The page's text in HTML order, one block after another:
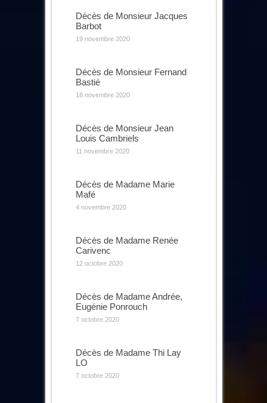
Décès de Monsieur Jacques
Barbot
19 novembre 2020
Décès de Monsieur Fernand
Bastié
18 novembre 2020
Décès de Monsieur Jean
Louis Cambriels
11 novembre 2020
Décès de Madame Marie
Mafé
4 novembre 2020
Décès de Madame Renée
Carivenc
12 octobre 2020
Décès de Madame Andrée,
Eugénie Ponrouch
7 octobre 2020
Décès de Madame Thi Lay
LO
7 octobre 2020